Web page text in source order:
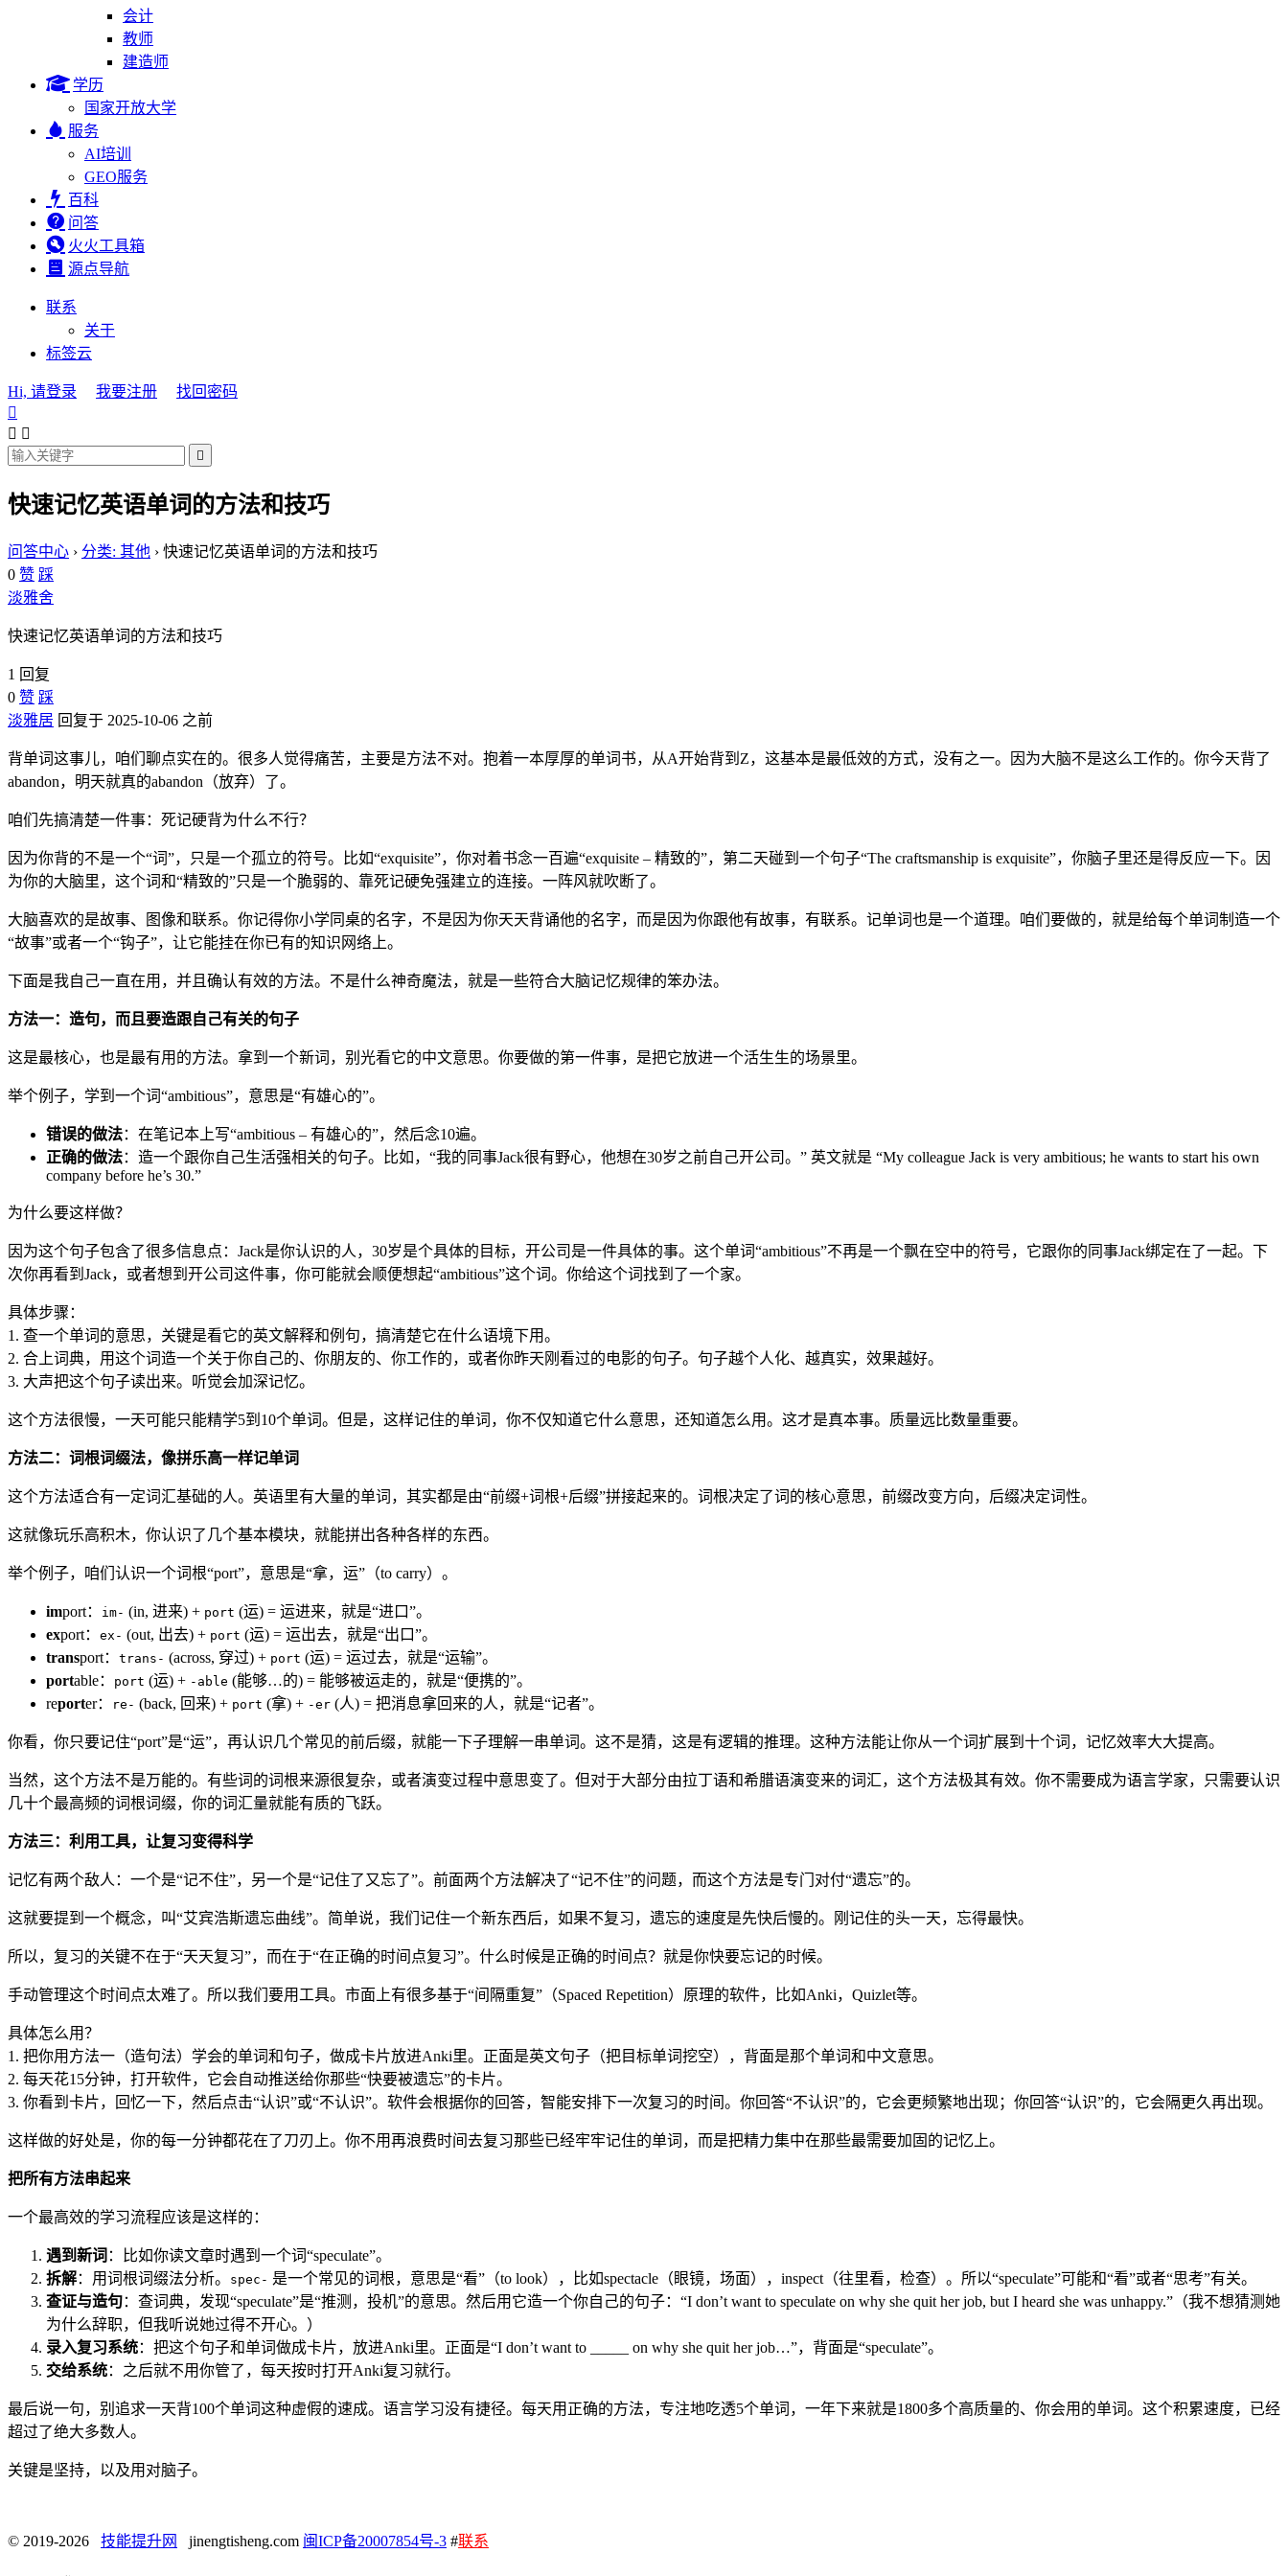
会计
教师
建造师
学历
国家开放大学
服务
AI培训
GEO服务
百科
问答
火火工具箱
源点导航
联系
关于
标签云
Hi, 请登录 我要注册
找回密码

 

快速记忆英语单词的方法和技巧
问答中心 › 分类: 其他 › 快速记忆英语单词的方法和技巧
0 赞 踩
淡雅舍
快速记忆英语单词的方法和技巧
1 回复
0 赞 踩
淡雅居 回复于 2025-10-06 之前
背单词这事儿，咱们聊点实在的。很多人觉得痛苦，主要是方法不对。抱着一本厚厚的单词书，从A开始背到Z，这基本是最低效的方式，没有之一。因为大脑不是这么工作的。你今天背了
abandon，明天就真的abandon（放弃）了。
咱们先搞清楚一件事：死记硬背为什么不行？
因为你背的不是一个“词”，只是一个孤立的符号。比如“exquisite”，你对着书念一百遍“exquisite – 精致的”，第二天碰到一个句子“The craftsmanship is exquisite”，你脑子里还是得反应一下。因
为你的大脑里，这个词和“精致的”只是一个脆弱的、靠死记硬免强建立的连接。一阵风就吹断了。
大脑喜欢的是故事、图像和联系。你记得你小学同桌的名字，不是因为你天天背诵他的名字，而是因为你跟他有故事，有联系。记单词也是一个道理。咱们要做的，就是给每个单词制造一个
“故事”或者一个“钩子”，让它能挂在你已有的知识网络上。
下面是我自己一直在用，并且确认有效的方法。不是什么神奇魔法，就是一些符合大脑记忆规律的笨办法。
方法一：造句，而且要造跟自己有关的句子
这是最核心，也是最有用的方法。拿到一个新词，别光看它的中文意思。你要做的第一件事，是把它放进一个活生生的场景里。
举个例子，学到一个词“ambitious”，意思是“有雄心的”。
错误的做法：在笔记本上写“ambitious – 有雄心的”，然后念10遍。
正确的做法：造一个跟你自己生活强相关的句子。比如，“我的同事Jack很有野心，他想在30岁之前自己开公司。” 英文就是 “My colleague Jack is very ambitious; he wants to start his own
company before he’s 30.”
为什么要这样做？
因为这个句子包含了很多信息点：Jack是你认识的人，30岁是个具体的目标，开公司是一件具体的事。这个单词“ambitious”不再是一个飘在空中的符号，它跟你的同事Jack绑定在了一起。下
次你再看到Jack，或者想到开公司这件事，你可能就会顺便想起“ambitious”这个词。你给这个词找到了一个家。
具体步骤：
1. 查一个单词的意思，关键是看它的英文解释和例句，搞清楚它在什么语境下用。
2. 合上词典，用这个词造一个关于你自己的、你朋友的、你工作的，或者你昨天刚看过的电影的句子。句子越个人化、越真实，效果越好。
3. 大声把这个句子读出来。听觉会加深记忆。
这个方法很慢，一天可能只能精学5到10个单词。但是，这样记住的单词，你不仅知道它什么意思，还知道怎么用。这才是真本事。质量远比数量重要。
方法二：词根词缀法，像拼乐高一样记单词
这个方法适合有一定词汇基础的人。英语里有大量的单词，其实都是由“前缀+词根+后缀”拼接起来的。词根决定了词的核心意思，前缀改变方向，后缀决定词性。
这就像玩乐高积木，你认识了几个基本模块，就能拼出各种各样的东西。
举个例子，咱们认识一个词根“port”，意思是“拿，运”（to carry）。
import： im- (in, 进来) + port (运) = 运进来，就是“进口”。
export： ex- (out, 出去) + port (运) = 运出去，就是“出口”。
transport： trans- (across, 穿过) + port (运) = 运过去，就是“运输”。
portable： port (运) + -able (能够…的) = 能够被运走的，就是“便携的”。
reporter： re- (back, 回来) + port (拿) + -er (人) = 把消息拿回来的人，就是“记者”。
你看，你只要记住“port”是“运”，再认识几个常见的前后缀，就能一下子理解一串单词。这不是猜，这是有逻辑的推理。这种方法能让你从一个词扩展到十个词，记忆效率大大提高。
当然，这个方法不是万能的。有些词的词根来源很复杂，或者演变过程中意思变了。但对于大部分由拉丁语和希腊语演变来的词汇，这个方法极其有效。你不需要成为语言学家，只需要认识
几十个最高频的词根词缀，你的词汇量就能有质的飞跃。
方法三：利用工具，让复习变得科学
记忆有两个敌人：一个是“记不住”，另一个是“记住了又忘了”。前面两个方法解决了“记不住”的问题，而这个方法是专门对付“遗忘”的。
这就要提到一个概念，叫“艾宾浩斯遗忘曲线”。简单说，我们记住一个新东西后，如果不复习，遗忘的速度是先快后慢的。刚记住的头一天，忘得最快。
所以，复习的关键不在于“天天复习”，而在于“在正确的时间点复习”。什么时候是正确的时间点？就是你快要忘记的时候。
手动管理这个时间点太难了。所以我们要用工具。市面上有很多基于“间隔重复”（Spaced Repetition）原理的软件，比如Anki，Quizlet等。
具体怎么用？
1. 把你用方法一（造句法）学会的单词和句子，做成卡片放进Anki里。正面是英文句子（把目标单词挖空），背面是那个单词和中文意思。
2. 每天花15分钟，打开软件，它会自动推送给你那些“快要被遗忘”的卡片。
3. 你看到卡片，回忆一下，然后点击“认识”或“不认识”。软件会根据你的回答，智能安排下一次复习的时间。你回答“不认识”的，它会更频繁地出现；你回答“认识”的，它会隔更久再出现。
这样做的好处是，你的每一分钟都花在了刀刃上。你不用再浪费时间去复习那些已经牢牢记住的单词，而是把精力集中在那些最需要加固的记忆上。
把所有方法串起来
一个最高效的学习流程应该是这样的：
遇到新词 ：比如你读文章时遇到一个词“speculate”。
拆解：用词根词缀法分析。 spec- 是一个常见的词根，意思是“看”（to look），比如spectacle（眼镜，场面），inspect（往里看，检查）。所以“speculate”可能和“看”或者“思考”有关。
查证与造句：查词典，发现“speculate”是“推测，投机”的意思。然后用它造一个你自己的句子：“I don’t want to speculate on why she quit her job, but I heard she was unhappy.”（我不想猜测她
为什么辞职，但我听说她过得不开心。）
录入复习系统：把这个句子和单词做成卡片，放进Anki里。正面是“I don’t want to _____ on why she quit her job…”，背面是“speculate”。
交给系统：之后就不用你管了，每天按时打开Anki复习就行。
最后说一句，别追求一天背100个单词这种虚假的速成。语言学习没有捷径。每天用正确的方法，专注地吃透5个单词，一年下来就是1800多个高质量的、你会用的单词。这个积累速度，已经
超过了绝大多数人。
关键是坚持，以及用对脑子。
© 2019-2026 技能提升网 jinengtisheng.com 闽ICP备20007854号-3 #联系